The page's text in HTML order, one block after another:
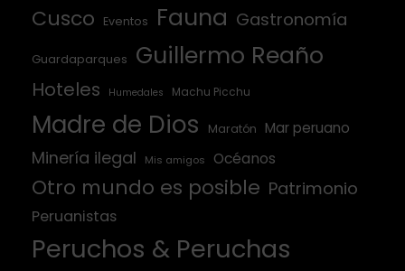
Cusco Eventos Fauna Gastronomía
Guardaparques Guillermo Reaño
Hoteles Humedales Machu Picchu
Madre de Dios Maratón Mar peruano
Minería ilegal Mis amigos Océanos
Otro mundo es posible Patrimonio
Peruanistas
Peruchos & Peruchas